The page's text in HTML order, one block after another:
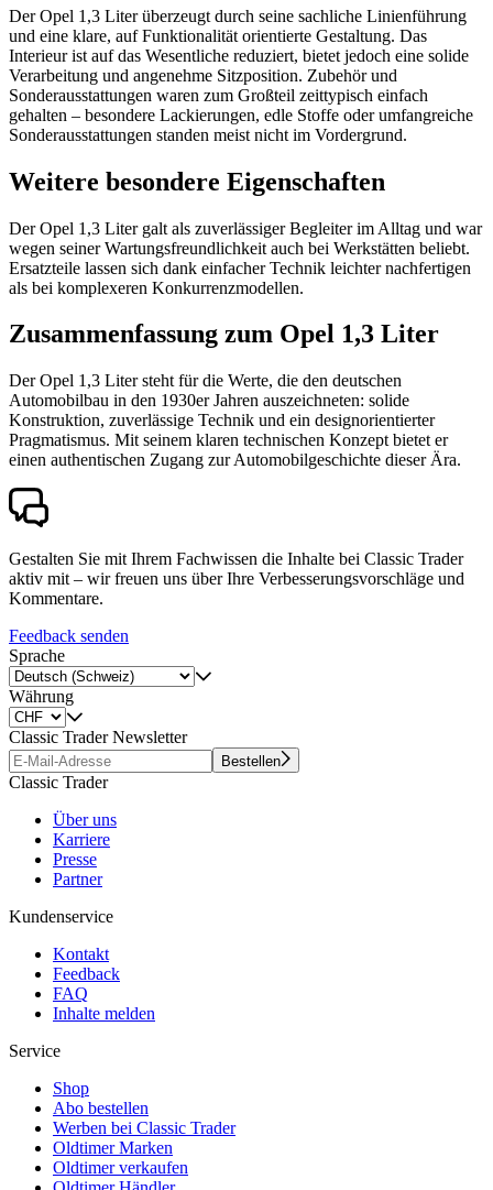
Der Opel 1,3 Liter überzeugt durch seine sachliche Linienführung
und eine klare, auf Funktionalität orientierte Gestaltung. Das
Interieur ist auf das Wesentliche reduziert, bietet jedoch eine solide
Verarbeitung und angenehme Sitzposition. Zubehör und
Sonderausstattungen waren zum Großteil zeittypisch einfach
gehalten – besondere Lackierungen, edle Stoffe oder umfangreiche
Sonderausstattungen standen meist nicht im Vordergrund.
Weitere besondere Eigenschaften
Der Opel 1,3 Liter galt als zuverlässiger Begleiter im Alltag und war
wegen seiner Wartungsfreundlichkeit auch bei Werkstätten beliebt.
Ersatzteile lassen sich dank einfacher Technik leichter nachfertigen
als bei komplexeren Konkurrenzmodellen.
Zusammenfassung zum Opel 1,3 Liter
Der Opel 1,3 Liter steht für die Werte, die den deutschen
Automobilbau in den 1930er Jahren auszeichneten: solide
Konstruktion, zuverlässige Technik und ein designorientierter
Pragmatismus. Mit seinem klaren technischen Konzept bietet er
einen authentischen Zugang zur Automobilgeschichte dieser Ära.
Gestalten Sie mit Ihrem Fachwissen die Inhalte bei Classic Trader
aktiv mit – wir freuen uns über Ihre Verbesserungsvorschläge und
Kommentare.
Feedback senden
Sprache
Währung
Classic Trader Newsletter
Bestellen
Classic Trader
Über uns
Karriere
Presse
Partner
Kundenservice
Kontakt
Feedback
FAQ
Inhalte melden
Service
Shop
Abo bestellen
Werben bei Classic Trader
Oldtimer Marken
Oldtimer verkaufen